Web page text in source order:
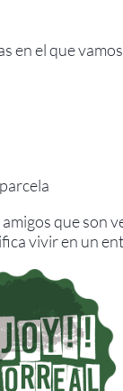
en el que
que son
vivir en un